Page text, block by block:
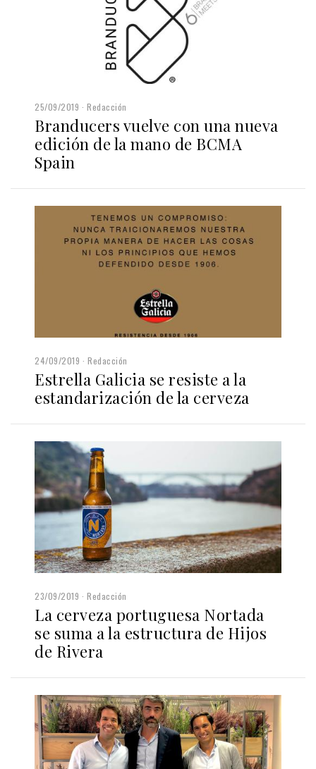
25/09/2019 Redacción
Branducers vuelve con una nueva
edición de la mano de BCMA
Spain
24/09/2019 Redacción
Estrella Galicia se resiste a la
estandarización de la cerveza
23/09/2019 Redacción
La cerveza portuguesa Nortada
se suma a la estructura de Hijos
de Rivera